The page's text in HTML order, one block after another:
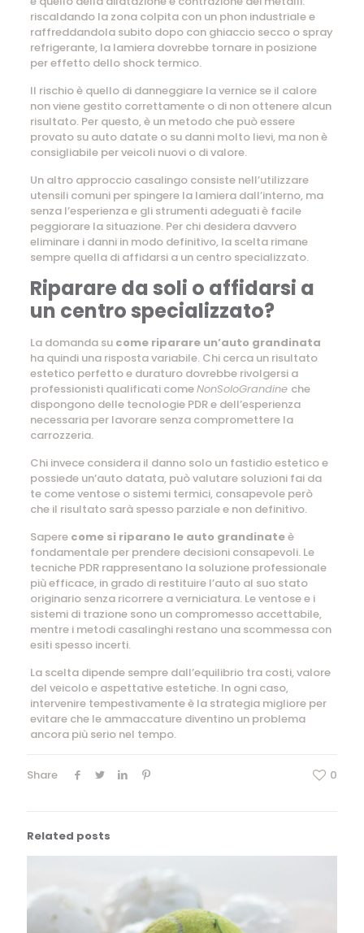
riscaldando la zona colpita con un phon industriale e
raffreddandola subito dopo con ghiaccio secco o spray
refrigerante, la lamiera dovrebbe tornare in posizione
per effetto dello shock termico.
Il rischio è quello di danneggiare la vernice se il calore
non viene gestito correttamente o di non ottenere alcun
risultato. Per questo, è un metodo che può essere
provato su auto datate o su danni molto lievi, ma non è
consigliabile per veicoli nuovi o di valore.
Un altro approccio casalingo consiste nell’utilizzare
utensili comuni per spingere la lamiera dall’interno, ma
senza l’esperienza e gli strumenti adeguati è facile
peggiorare la situazione. Per chi desidera davvero
eliminare i danni in modo definitivo, la scelta rimane
sempre quella di affidarsi a un centro specializzato.
Riparare da soli o affidarsi a
un centro specializzato?
La domanda su come riparare un’auto grandinata
ha quindi una risposta variabile. Chi cerca un risultato
estetico perfetto e duraturo dovrebbe rivolgersi a
professionisti qualificati comeNonSoloGrandine che
dispongono delle tecnologie PDR e dell’esperienza
necessaria per lavorare senza compromettere la
carrozzeria.
Chi invece considera il danno solo un fastidio estetico e
possiede un’auto datata, può valutare soluzioni fai da
te come ventose o sistemi termici, consapevole però
che il risultato sarà spesso parziale e non definitivo.
Sapere come si riparano le auto grandinateè
fondamentale per prendere decisioni consapevoli. Le
tecniche PDR rappresentano la soluzione professionale
più efficace, in grado di restituire l’auto al suo stato
originario senza ricorrere a verniciatura. Le ventose e i
sistemi di trazione sono un compromesso accettabile,
mentre i metodi casalinghi restano una scommessa con
esiti spesso incerti.
La scelta dipende sempre dall’equilibrio tra costi, valore
del veicolo e aspettative estetiche. In ogni caso,
intervenire tempestivamente è la strategia migliore per
evitare che le ammaccature diventino un problema
ancora più serio nel tempo.
Share 0
Related posts